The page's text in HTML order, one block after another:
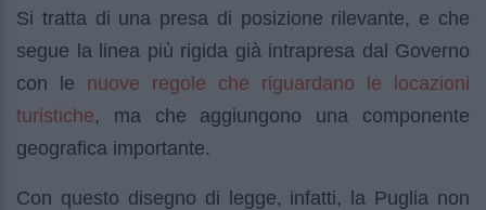
Si tratta di una presa di posizione rilevante, e che
segue la linea più rigida già intrapresa dal Governo
con le nuove regole che riguardano le locazioni
turistiche, ma che aggiungono una componente
geografica importante.
Con questo disegno di legge, infatti, la Puglia non